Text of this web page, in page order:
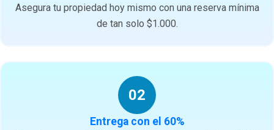
Asegura tu propiedad hoy mismo con una reserva mínima
de tan solo $1.000.
02
Entrega con el 60%